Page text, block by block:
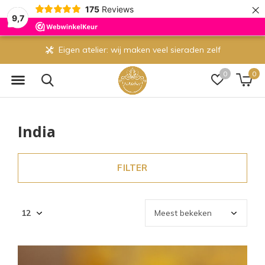
9,7
175 Reviews ×
0 0
Eigen atelier: wij maken veel sieraden zelf
India
FILTER